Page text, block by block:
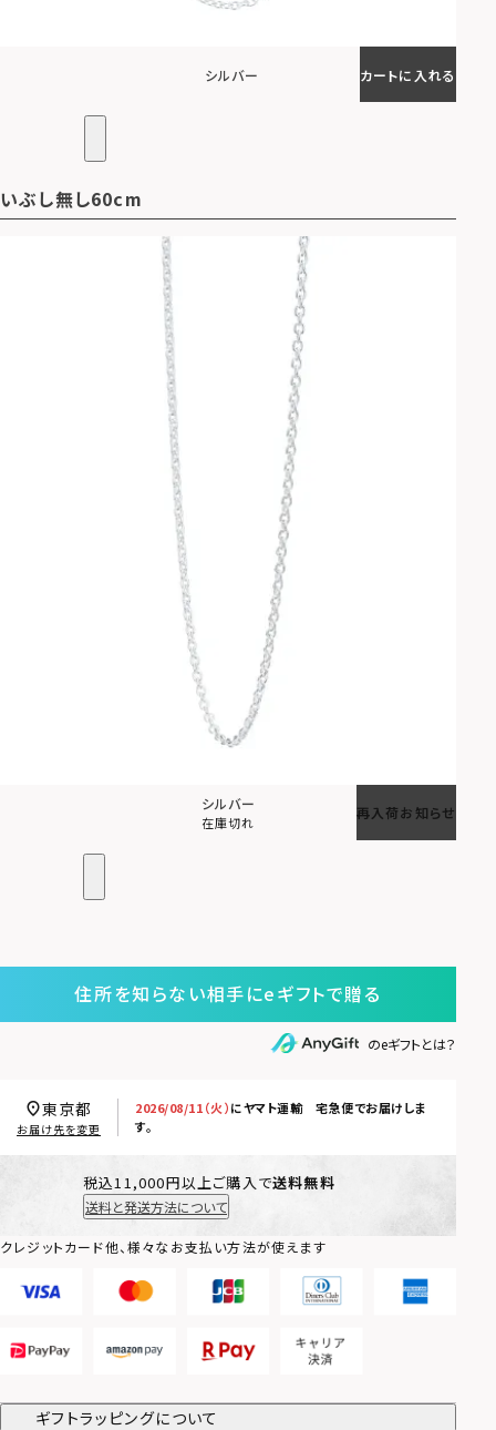
シルバー カートに入れる
いぶし無し60cm
シルバー
在庫切れ
再入荷お知らせ
住所を知らない相手にeギフトで贈る
のeギフトとは？
2026/08/11（火）にヤマト運輸 宅急便でお届けしま
す。
東京都
お届け先を変更
税込11,000円以上ご購入で送料無料
送料と発送方法について
クレジットカード他、様々なお支払い方法が使えます
ギフトラッピングについて